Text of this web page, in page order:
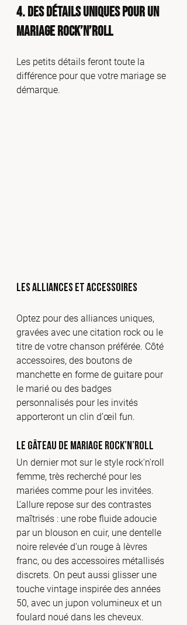
4. Des Détails Uniques pour un
Mariage Rock’n’Roll
Les petits détails feront toute la
différence pour que votre mariage se
démarque.
Les alliances et accessoires
Optez pour des alliances uniques,
gravées avec une citation rock ou le
titre de votre chanson préférée. Côté
accessoires, des boutons de
manchette en forme de guitare pour
le marié ou des badges
personnalisés pour les invités
apporteront un clin d’œil fun.
Le gâteau de mariage rock’n’roll
Un dernier mot sur le style rock'n'roll
femme, très recherché pour les
mariées comme pour les invitées.
L'allure repose sur des contrastes
maîtrisés : une robe fluide adoucie
par un blouson en cuir, une dentelle
noire relevée d'un rouge à lèvres
franc, ou des accessoires métallisés
discrets. On peut aussi glisser une
touche vintage inspirée des années
50, avec un jupon volumineux et un
foulard noué dans les cheveux.